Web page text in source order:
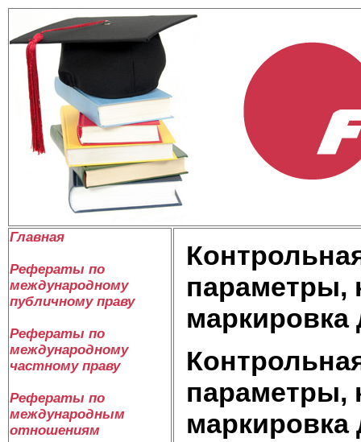
Главная
Рефераты по
международному
публичному праву
Рефераты по
международному
частному праву
Рефераты по
международным
отношениям
параметры,
параметры,